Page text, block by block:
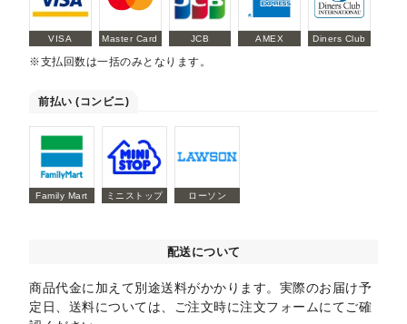
VISA Master Card JCB AMEX Diners Club
※支払回数は一括のみとなります。
前払い (コンビニ)
Family Mart ミニストップ ローソン
配送について
商品代金に加えて別途送料がかかります。実際のお届け予
定日、送料については、ご注文時に注文フォームにてご確